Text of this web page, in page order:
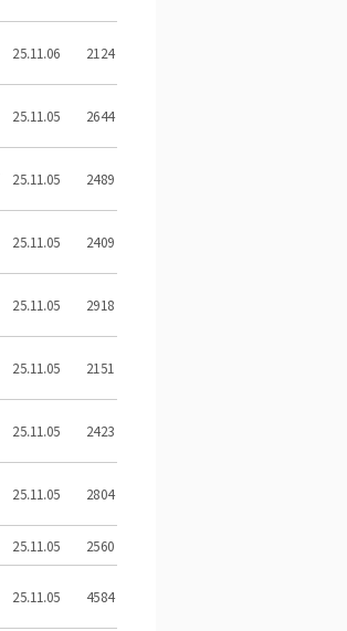
25.11.06 2124
25.11.05 2644
25.11.05 2489
25.11.05 2409
25.11.05 2918
25.11.05 2151
25.11.05 2423
25.11.05 2804
25.11.05 2560
25.11.05 4584